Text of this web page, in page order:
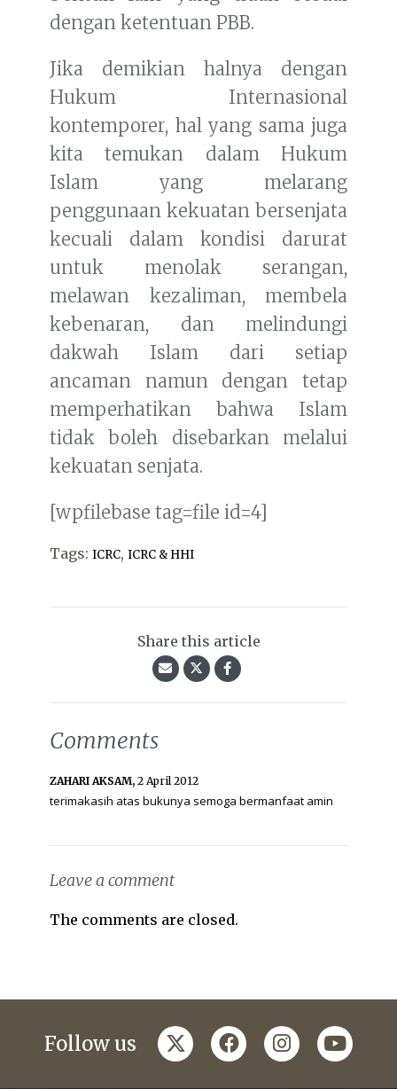
dengan ketentuan PBB.
Jika demikian halnya dengan
Hukum Internasional
kontemporer, hal yang sama juga
kita temukan dalam Hukum
Islam yang melarang
penggunaan kekuatan bersenjata
kecuali dalam kondisi darurat
untuk menolak serangan,
melawan kezaliman, membela
kebenaran, dan melindungi
dakwah Islam dari setiap
ancaman namun dengan tetap
memperhatikan bahwa Islam
tidak boleh disebarkan melalui
kekuatan senjata.
[wpfilebase tag=file id=4]
Tags: ICRC, ICRC & HHI
Share this article
Comments
ZAHARI AKSAM, 2 April 2012
terimakasih atas bukunya semoga bermanfaat amin
Leave a comment
The comments are closed.
Follow us twitterfacebookinstagramyoutube